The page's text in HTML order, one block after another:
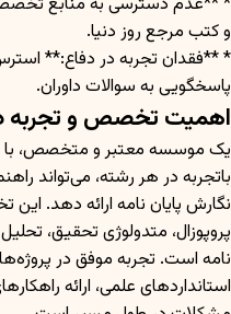
و کتب مرجع روز دنیا.
* **فقدان تجربه در دفاع:**
پاسخگویی به سوالات داوران.
اهمیت تخصص و تجربه
یک موسسه معتبر و متخصص، با
باتجربه در هر رشته، می‌تواند
نگارش پایان نامه ارائه دهد.
پروپوزال، متدولوژی تحقیق،
نامه است. تجربه موفق در
استانداردهای علمی، ارائه